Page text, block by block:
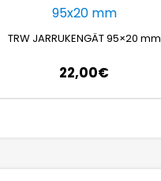
TRW JARRUKENGÄT 95×20 mm
22,00€